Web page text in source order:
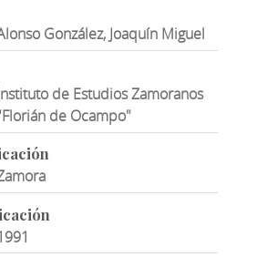
González, Joaquín Miguel
de Estudios Zamoranos
de Ocampo"